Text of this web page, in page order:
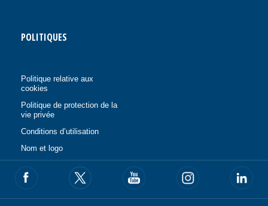
POLITIQUES
Politique relative aux
cookies
Politique de protection de la
vie privée
Conditions d’utilisation
Nom et logo